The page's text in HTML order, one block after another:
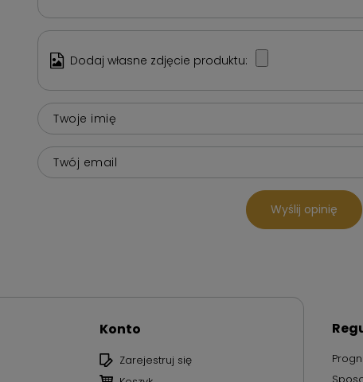
Dodaj własne zdjęcie produktu:
Twoje imię
Twój email
Wyślij opinię
Konto
Zarejestruj się